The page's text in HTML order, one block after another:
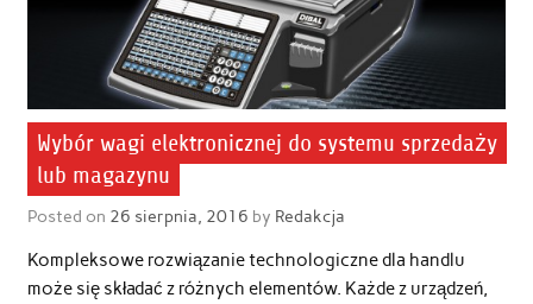
Wybór wagi elektronicznej do systemu sprzedaży
lub magazynu
Posted on 26 sierpnia, 2016 by Redakcja
Kompleksowe rozwiązanie technologiczne dla handlu
może się składać z różnych elementów. Każde z urządzeń,